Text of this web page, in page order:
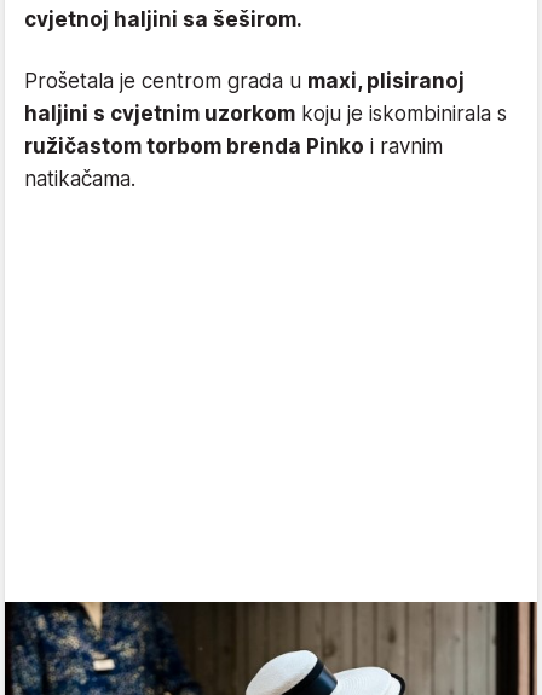
cvjetnoj haljini sa šeširom.
Prošetala je centrom grada u maxi, plisiranoj
haljini s cvjetnim uzorkom koju je iskombinirala s
ružičastom torbom brenda Pinko i ravnim
natikačama.